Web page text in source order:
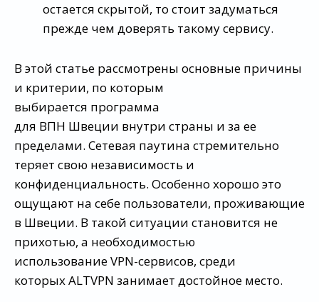
остается скрытой, то стоит задуматься
прежде чем доверять такому сервису.
В этой статье рассмотрены основные причины
и критерии, по которым
выбирается программа
для ВПН Швеции внутри страны и за ее
пределами. Сетевая паутина стремительно
теряет свою независимость и
конфиденциальность. Особенно хорошо это
ощущают на себе пользователи, проживающие
в Швеции. В такой ситуации становится не
прихотью, а необходимостью
использование VPN-сервисов, среди
которых ALTVPN занимает достойное место.